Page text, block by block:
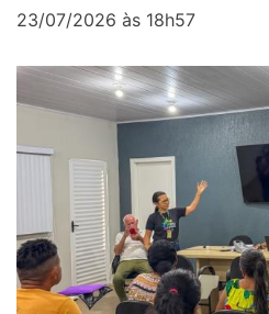
23/07/2026 às 18h57